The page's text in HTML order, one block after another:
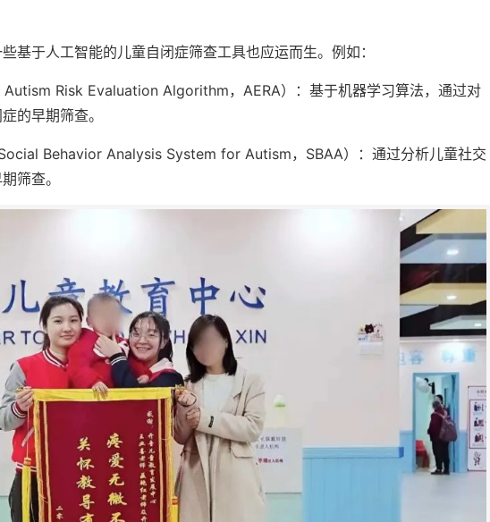
基于人工智能的儿童自闭症筛查工具也应运而生。例如：
Autism Risk Evaluation Algorithm，AERA）：基于机器学习算法，通过对
的早期筛查。
Behavior Analysis System for Autism，SBAA）：通过分析儿童社交
筛查。